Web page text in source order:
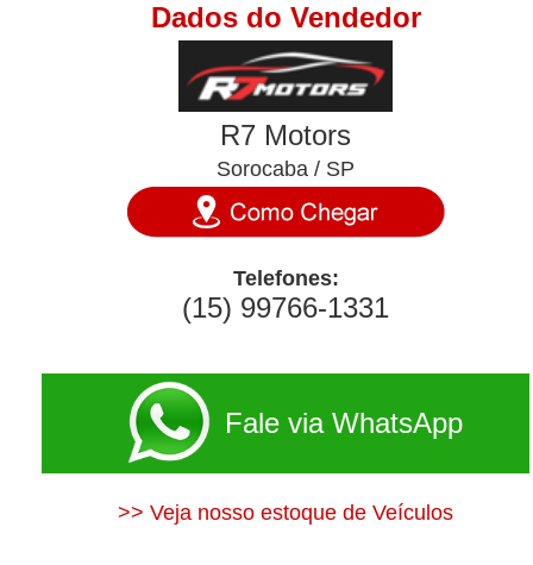
Dados do Vendedor
R7 Motors
Sorocaba / SP
Telefones:
(15) 99766-1331
Fale via WhatsApp
>> Veja nosso estoque de Veículos